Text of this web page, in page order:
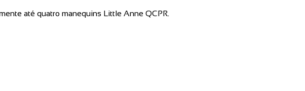
até quatro manequins Little Anne QCPR.